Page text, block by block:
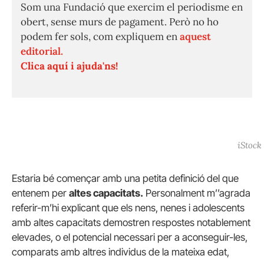
Som una Fundació que exercim el periodisme en
obert, sense murs de pagament. Però no ho
podem fer sols, com expliquem enaquest
editorial.
Clica aquí i ajuda'ns!
iStock
Estaria bé començar amb una petita definició del que
entenem per altes capacitats. Personalment m’’agrada
referir-m’hi explicant que els nens, nenes i adolescents
amb altes capacitats demostren respostes notablement
elevades, o el potencial necessari per a aconseguir-les,
comparats amb altres individus de la mateixa edat,